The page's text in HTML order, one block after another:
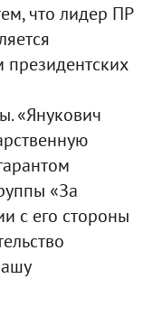
что лидер ПР
«Янукович
«За
с его стороны